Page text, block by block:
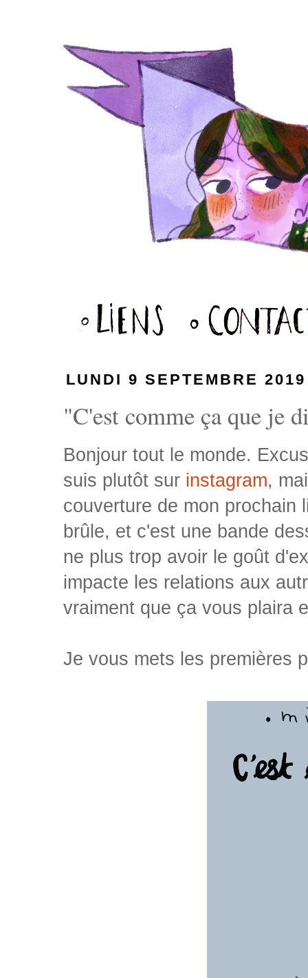
LUNDI 9 SEPTEMBRE 2019
"C'est comme ça que je
Bonjour tout le monde.
suis plutôt sur instagram,
couverture de mon prochain
brûle, et c'est une bande
ne plus trop avoir le goût
impacte les relations aux
vraiment que ça vous plaira
Je vous mets les premières